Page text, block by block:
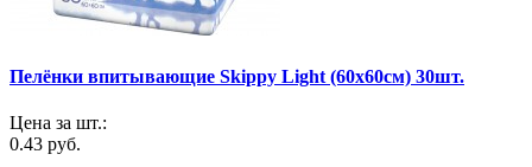
Пелёнки впитывающие Skippy Light (60х60см) 30шт.
Цена за шт.:
0.43 руб.